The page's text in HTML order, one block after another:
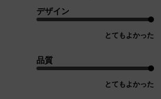
デザイン
とてもよかった
品質
とてもよかった